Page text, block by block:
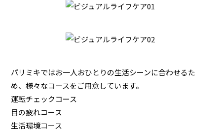
パリミキではお一人おひとりの生活シーンに合わせるた
め、様々なコースをご用意しています。
運転チェックコース
目の疲れコース
生活環境コース